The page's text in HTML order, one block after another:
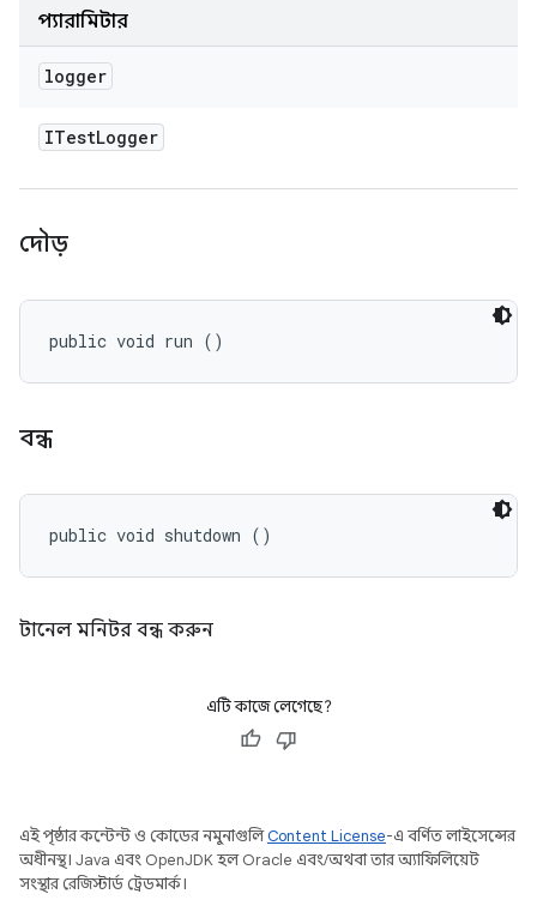
প্যারামিটার
logger
ITestLogger
দৌড়
public void run ()
বন্ধ
public void shutdown ()
টানেল মনিটর বন্ধ করুন
এটি কাজে লেগেছে?
এই পৃষ্ঠার কন্টেন্ট ও কোডের নমুনাগুলিContent License-এ বর্ণিত লাইসেন্সের
অধীনস্থ। Java এবং OpenJDK হল Oracle এবং/অথবা তার অ্যাফিলিয়েট
সংস্থার রেজিস্টার্ড ট্রেডমার্ক।